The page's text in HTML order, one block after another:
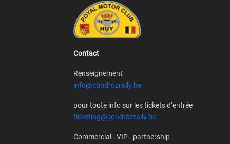
Contact
Renseignement
info@condrozrally.be
pour toute info sur les tickets d’entrée
ticketing@condrozrally.be
Commercial - VIP - partnership